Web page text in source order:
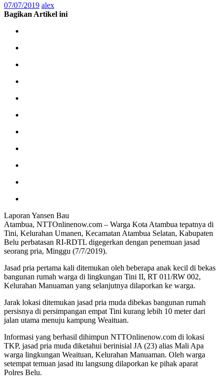
07/07/2019 alex
Bagikan Artikel ini
Laporan Yansen Bau
Atambua, NTTOnlinenow.com – Warga Kota Atambua tepatnya di
Tini, Kelurahan Umanen, Kecamatan Atambua Selatan, Kabupaten
Belu perbatasan RI-RDTL digegerkan dengan penemuan jasad
seorang pria, Minggu (7/7/2019).
Jasad pria pertama kali ditemukan oleh beberapa anak kecil di bekas
bangunan rumah warga di lingkungan Tini II, RT 011/RW 002,
Kelurahan Manuaman yang selanjutnya dilaporkan ke warga.
Jarak lokasi ditemukan jasad pria muda dibekas bangunan rumah
persisnya di persimpangan empat Tini kurang lebih 10 meter dari
jalan utama menuju kampung Weaituan.
Informasi yang berhasil dihimpun NTTOnlinenow.com di lokasi
TKP, jasad pria muda diketahui berinisial JA (23) alias Mali Apa
warga lingkungan Weaituan, Kelurahan Manuaman. Oleh warga
setempat temuan jasad itu langsung dilaporkan ke pihak aparat
Polres Belu.